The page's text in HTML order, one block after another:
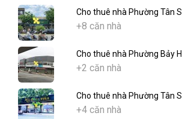
Cho thuê nhà Phường Tân
+8 căn nhà
Cho thuê nhà Phường Bảy
+2 căn nhà
Cho thuê nhà Phường Tân
+4 căn nhà